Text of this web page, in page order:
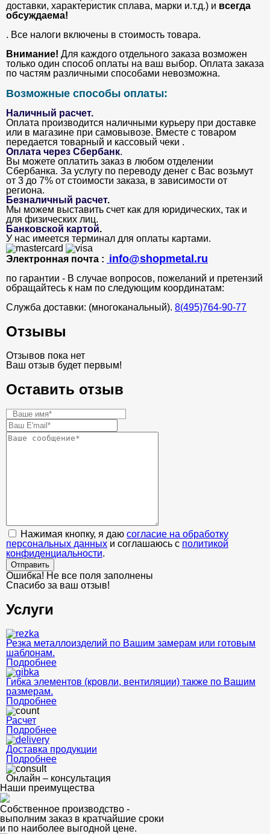
доставки, характеристик сплава, марки и.т.д.) и всегда
обсуждаема!
. Все налоги включены в стоимость товара.
Внимание! Для каждого отдельного заказа возможен
только один способ оплаты на ваш выбор. Оплата заказа
по частям различными способами невозможна.
Возможные способы оплаты:
Наличный расчет.
Оплата производится наличными курьеру при доставке
или в магазине при самовывозе. Вместе с товаром
передается товарный и кассовый чеки .
Оплата через Сбербанк.
Вы можете оплатить заказ в любом отделении
Сбербанка. За услугу по переводу денег с Вас возьмут
от 3 до 7% от стоимости заказа, в зависимости от
региона.
Безналичный расчет.
Мы можем выставить счет как для юридических, так и
для физических лиц.
Банковской картой.
У нас имеется терминал для оплаты картами.
Электронная почта : info@shopmetal.ru
по гарантии - В случае вопросов, пожеланий и претензий
обращайтесь к нам по следующим координатам:
Служба доставки: (многоканальный). 8(495)764-90-77
Отзывы
Отзывов пока нет
Ваш отзыв будет первым!
Оставить отзыв
Нажимая кнопку, я даю согласие на обработку
персональных данных и соглашаюсь с политикой
конфиденциальности.
Отправить
Ошибка! Не все поля заполнены
Спасибо за ваш отзыв!
Услуги
Резка металлоизделий по Вашим замерам или готовым
шаблонам.
Подробнее
Гибка элементов (кровли, вентиляции) также по Вашим
размерам.
Подробнее
Расчет
Подробнее
Доставка продукции
Подробнее
Онлайн – консультация
Наши преимущества
Собственное производство -
выполним заказ в кратчайшие сроки
и по наиболее выгодной цене.